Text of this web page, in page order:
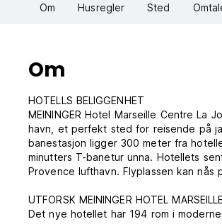
Om Husregler Sted
Om
HOTELLS BELIGGENHET
MEININGER Hotel Marseille Centre
havn, et perfekt sted for reisende på
banestasjon ligger 300 meter fra
minutters T-banetur unna. Hotellets
Provence lufthavn. Flyplassen kan
UTFORSK MEININGER HOTEL
Det nye hotellet har 194 rom i moderne